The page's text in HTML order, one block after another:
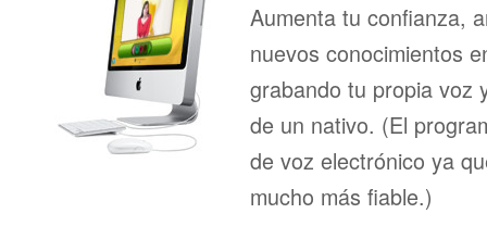
Aumenta tu confianza,
nuevos conocimientos
grabando tu propia voz
de un nativo. (El
de voz electrónico ya
mucho más fiable.)